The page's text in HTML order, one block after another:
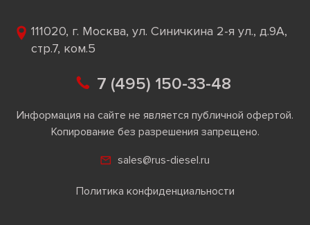
111020, г. Москва, ул. Синичкина 2-я ул., д.9А,
стр.7, ком.5
7 (495) 150-33-48
Информация на сайте не является публичной офертой.
Копирование без разрешения запрещено.
sales@rus-diesel.ru
Политика конфиденциальности